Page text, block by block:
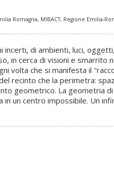
Romagna, MIBACT, Regione Emilia-
di ambienti, luci,
in cerca di visioni e
volta che si manifesta il
recinto che la perimetra:
geometrico. La geometria
un centro impossibile. Un